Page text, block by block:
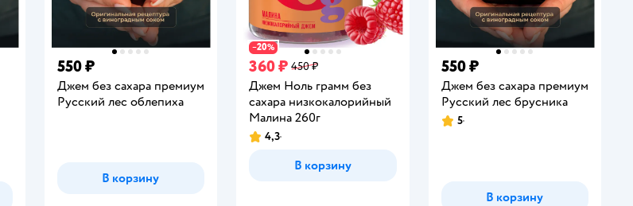
550 ₽
Джем без сахара премиум
Русский лес облепиха
В корзину
−20%
360 ₽ 450 ₽
Джем Ноль грамм без
сахара низкокалорийный
Малина 260г
Рейтинг:
4,3
В корзину
550 ₽
Джем без сахара премиум
Русский лес брусника
Рейтинг:
5
В корзину